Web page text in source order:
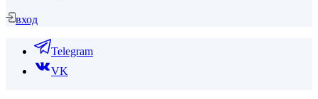
вход
Telegram
VK